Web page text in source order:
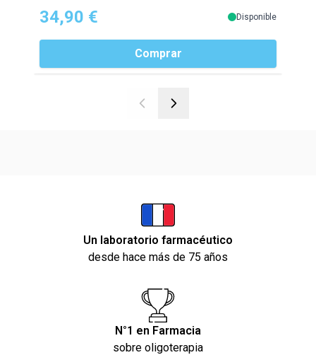
34,90 € Disponible
Comprar
Un laboratorio farmacéutico
desde hace más de 75 años
N°1 en Farmacia
sobre oligoterapia